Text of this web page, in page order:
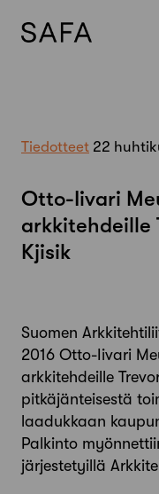
Tiedotteet 22
Otto-Iivari
arkkitehdeille
Kjisik
Suomen
2016 Otto-Iivari
arkkitehdeille
pitkäjänteisestä
laadukkaan
Palkinto
järjestetyillä